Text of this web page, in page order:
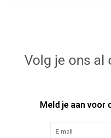
Volg je ons al
Meld je aan voor